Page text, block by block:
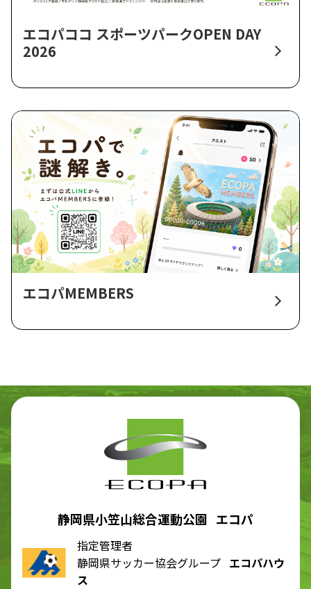
エコパココ スポーツパークOPEN DAY
2026
エコパMEMBERS
静岡県小笠山総合運動公園 エコパ
指定管理者
静岡県サッカー協会グループ エコパハウ
ス